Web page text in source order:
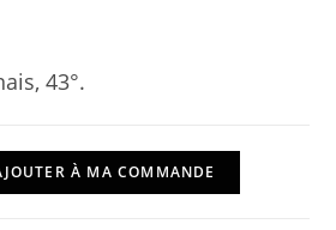
43°.
À MA COMMANDE